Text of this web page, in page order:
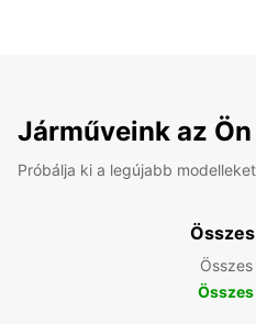
Járműveink az
Próbálja ki a legújabb modelleket